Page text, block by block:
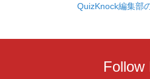
QuizKnock編集部
Follow